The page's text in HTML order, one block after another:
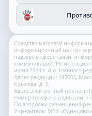
Средство массовой
информационный центр»
надзору в сфере связи,
коммуникаций.
июня 2024 г. И.о. главного
Адрес редакции: 143005,
Крылова, д. 3.
Адрес электронной почты:
Номер телефона редакции: +7
По вопросам размещения
Учредитель: МБУ